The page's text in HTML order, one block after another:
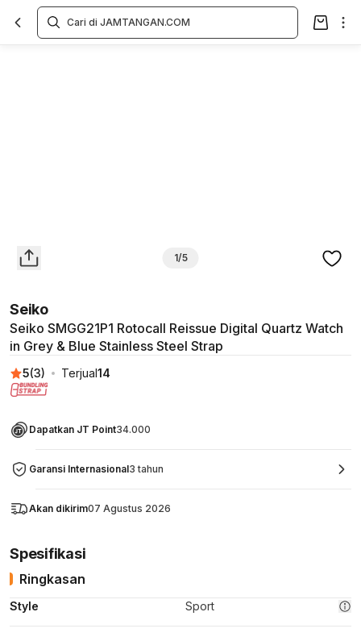
1/5
Seiko
Seiko SMGG21P1 Rotocall Reissue Digital Quartz Watch
in Grey & Blue Stainless Steel Strap
5(3) Terjual14
Dapatkan JT Point34.000
Garansi Internasional3 tahun
Akan dikirim07 Agustus 2026
Spesifikasi
Ringkasan
Style Sport